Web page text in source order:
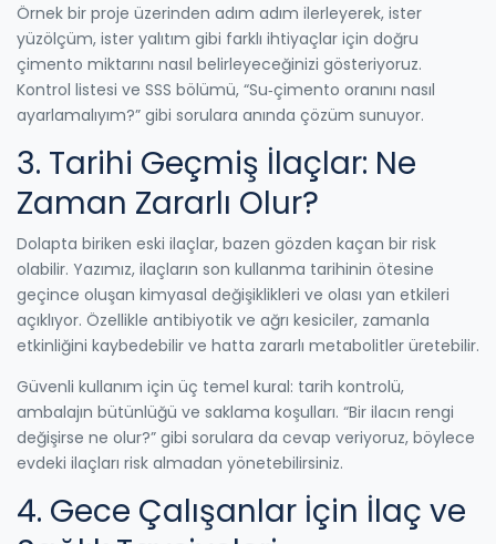
Örnek bir proje üzerinden adım adım ilerleyerek, ister
yüzölçüm, ister yalıtım gibi farklı ihtiyaçlar için doğru
çimento miktarını nasıl belirleyeceğinizi gösteriyoruz.
Kontrol listesi ve SSS bölümü, “Su‑çimento oranını nasıl
ayarlamalıyım?” gibi sorulara anında çözüm sunuyor.
3. Tarihi Geçmiş İlaçlar: Ne
Zaman Zararlı Olur?
Dolapta biriken eski ilaçlar, bazen gözden kaçan bir risk
olabilir. Yazımız, ilaçların son kullanma tarihinin ötesine
geçince oluşan kimyasal değişiklikleri ve olası yan etkileri
açıklıyor. Özellikle antibiyotik ve ağrı kesiciler, zamanla
etkinliğini kaybedebilir ve hatta zararlı metabolitler üretebilir.
Güvenli kullanım için üç temel kural: tarih kontrolü,
ambalajın bütünlüğü ve saklama koşulları. “Bir ilacın rengi
değişirse ne olur?” gibi sorulara da cevap veriyoruz, böylece
evdeki ilaçları risk almadan yönetebilirsiniz.
4. Gece Çalışanlar İçin İlaç ve